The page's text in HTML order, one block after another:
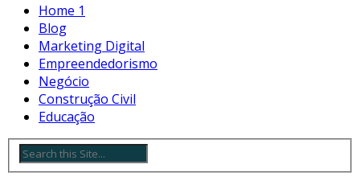
Home 1
Blog
Marketing Digital
Empreendedorismo
Negócio
Construção Civil
Educação